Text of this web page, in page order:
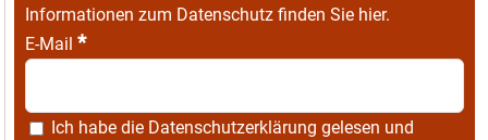
Informationen zum Datenschutz finden Sie hier.
E-Mail *
Ich habe die Datenschutzerklärung gelesen und